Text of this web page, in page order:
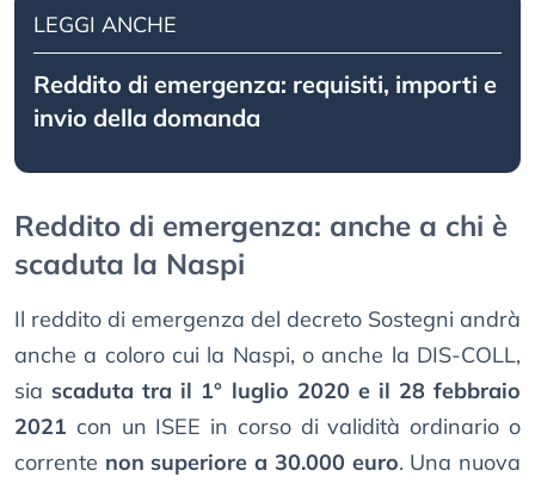
LEGGI ANCHE
Reddito di emergenza: requisiti, importi e
invio della domanda
Reddito di emergenza: anche a chi è
scaduta la Naspi
Il reddito di emergenza del decreto Sostegni andrà
anche a coloro cui la Naspi, o anche la DIS-COLL,
sia scaduta tra il 1° luglio 2020 e il 28 febbraio
2021 con un ISEE in corso di validità ordinario o
corrente non superiore a 30.000 euro. Una nuova